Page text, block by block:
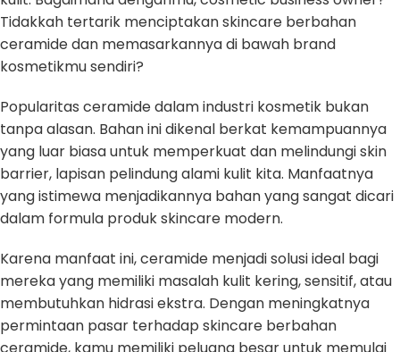
Tidakkah tertarik menciptakan skincare berbahan
ceramide dan memasarkannya di bawah brand
kosmetikmu sendiri?
Popularitas ceramide dalam industri kosmetik bukan
tanpa alasan. Bahan ini dikenal berkat kemampuannya
yang luar biasa untuk memperkuat dan melindungi skin
barrier, lapisan pelindung alami kulit kita. Manfaatnya
yang istimewa menjadikannya bahan yang sangat dicari
dalam formula produk skincare modern.
Karena manfaat ini, ceramide menjadi solusi ideal bagi
mereka yang memiliki masalah kulit kering, sensitif, atau
membutuhkan hidrasi ekstra. Dengan meningkatnya
permintaan pasar terhadap skincare berbahan
ceramide, kamu memiliki peluang besar untuk memulai